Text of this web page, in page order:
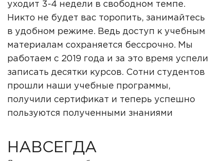
уходит 3-4 недели в свободном темпе.
Никто не будет вас торопить, занимайтесь
в удобном режиме. Ведь доступ к учебным
материалам сохраняется бессрочно. Мы
работаем с 2019 года и за это время успели
записать десятки курсов. Сотни студентов
прошли наши учебные программы,
получили сертификат и теперь успешно
пользуются полученными знаниями
НАВСЕГДА